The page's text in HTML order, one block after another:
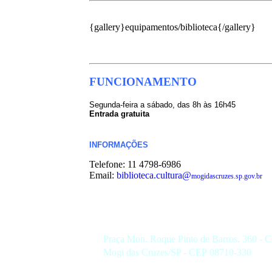
{gallery}equipamentos/biblioteca{/gallery}
FUNCIONAMENTO
Segunda-feira a sábado, das 8h às 16h45
Entrada gratuita
INFORMAÇÕES
Telefone: 11 4798-6986
Email: biblioteca.cultura@mogidascruzes.sp.gov.br
Praça Mon. Roque Pinto de Barros, 360 -
Mogi das Cruzes/SP - CEP 08710-330